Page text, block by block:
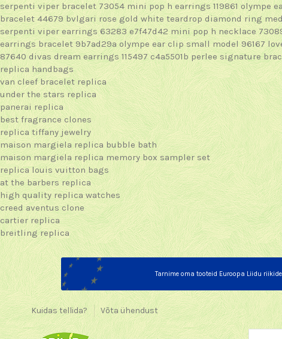
serpenti viper bracelet 73054 mini pop h earrings 119861 olympe
bracelet 44679 bvlgari rose gold white teardrop diamond ring
serpenti viper earrings 63283 e7f47d42 mini pop h necklace
earrings bracelet 9b7ad29a olympe ear clip small model 96167
87640 divas dream earrings 115497 c4a5501b perlee signature
replica handbags
van cleef bracelet replica
under the stars replica
panerai replica
best fragrance clones
replica tiffany jewelry
maison margiela replica bubble bath
maison margiela replica memory box sampler set
replica louis vuitton bags
at the barbers replica
high quality replica watches
creed aventus clone
cartier replica
breitling replica
Tarnime oma tooteid Euroopa Liidu
Kuidas tellida? Võta ühendust